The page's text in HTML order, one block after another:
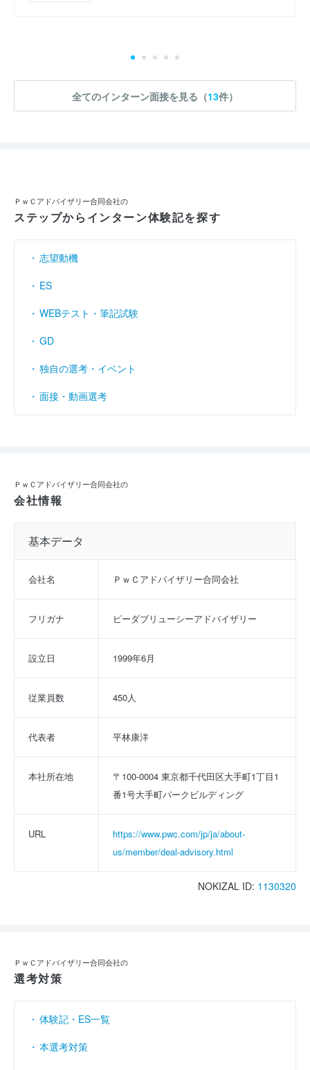
全てのインターン面接を見る（13件）
ＰｗＣアドバイザリー合同会社の
ステップからインターン体験記を探す
志望動機
ES
WEBテスト・筆記試験
GD
独自の選考・イベント
面接・動画選考
ＰｗＣアドバイザリー合同会社の
会社情報
基本データ
会社名 ＰｗＣアドバイザリー合同会社
フリガナ ピーダブリューシーアドバイザリー
設立日 1999年6月
従業員数 450人
代表者 平林康洋
本社所在地
〒100-0004 東京都千代田区大手町1丁目1
番1号大手町パークビルディング
URL
https://www.pwc.com/jp/ja/about-
us/member/deal-advisory.html
NOKIZAL ID: 1130320
ＰｗＣアドバイザリー合同会社の
選考対策
体験記・ES一覧
本選考対策